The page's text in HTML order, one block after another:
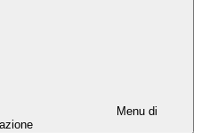
Menu di